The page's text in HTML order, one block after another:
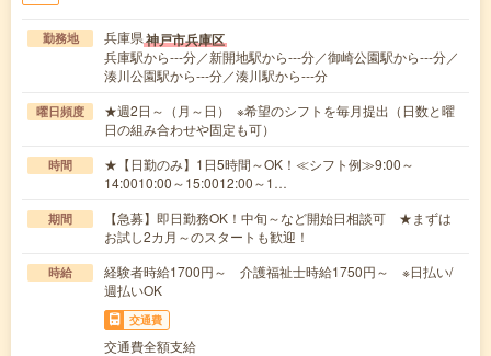
勤務地 兵庫県神戸市兵庫区
兵庫駅から---分／新開地駅から---分／御崎公園駅から---分／
湊川公園駅から---分／湊川駅から---分
曜日頻度
★週2日～（月～日） ※希望のシフトを毎月提出（日数と曜
日の組み合わせや固定も可）
時間
★【日勤のみ】1日5時間～OK！≪シフト例≫9:00～
14:0010:00～15:0012:00～1…
期間
【急募】即日勤務OK！中旬～など開始日相談可 ★まずは
お試し2カ月～のスタートも歓迎！
時給
経験者時給1700円～ 介護福祉士時給1750円～ ※日払い/
週払いOK
交通費
交通費全額支給